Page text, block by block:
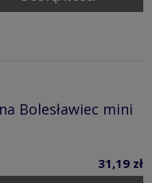
Bolesławiec mini
31,19 zł